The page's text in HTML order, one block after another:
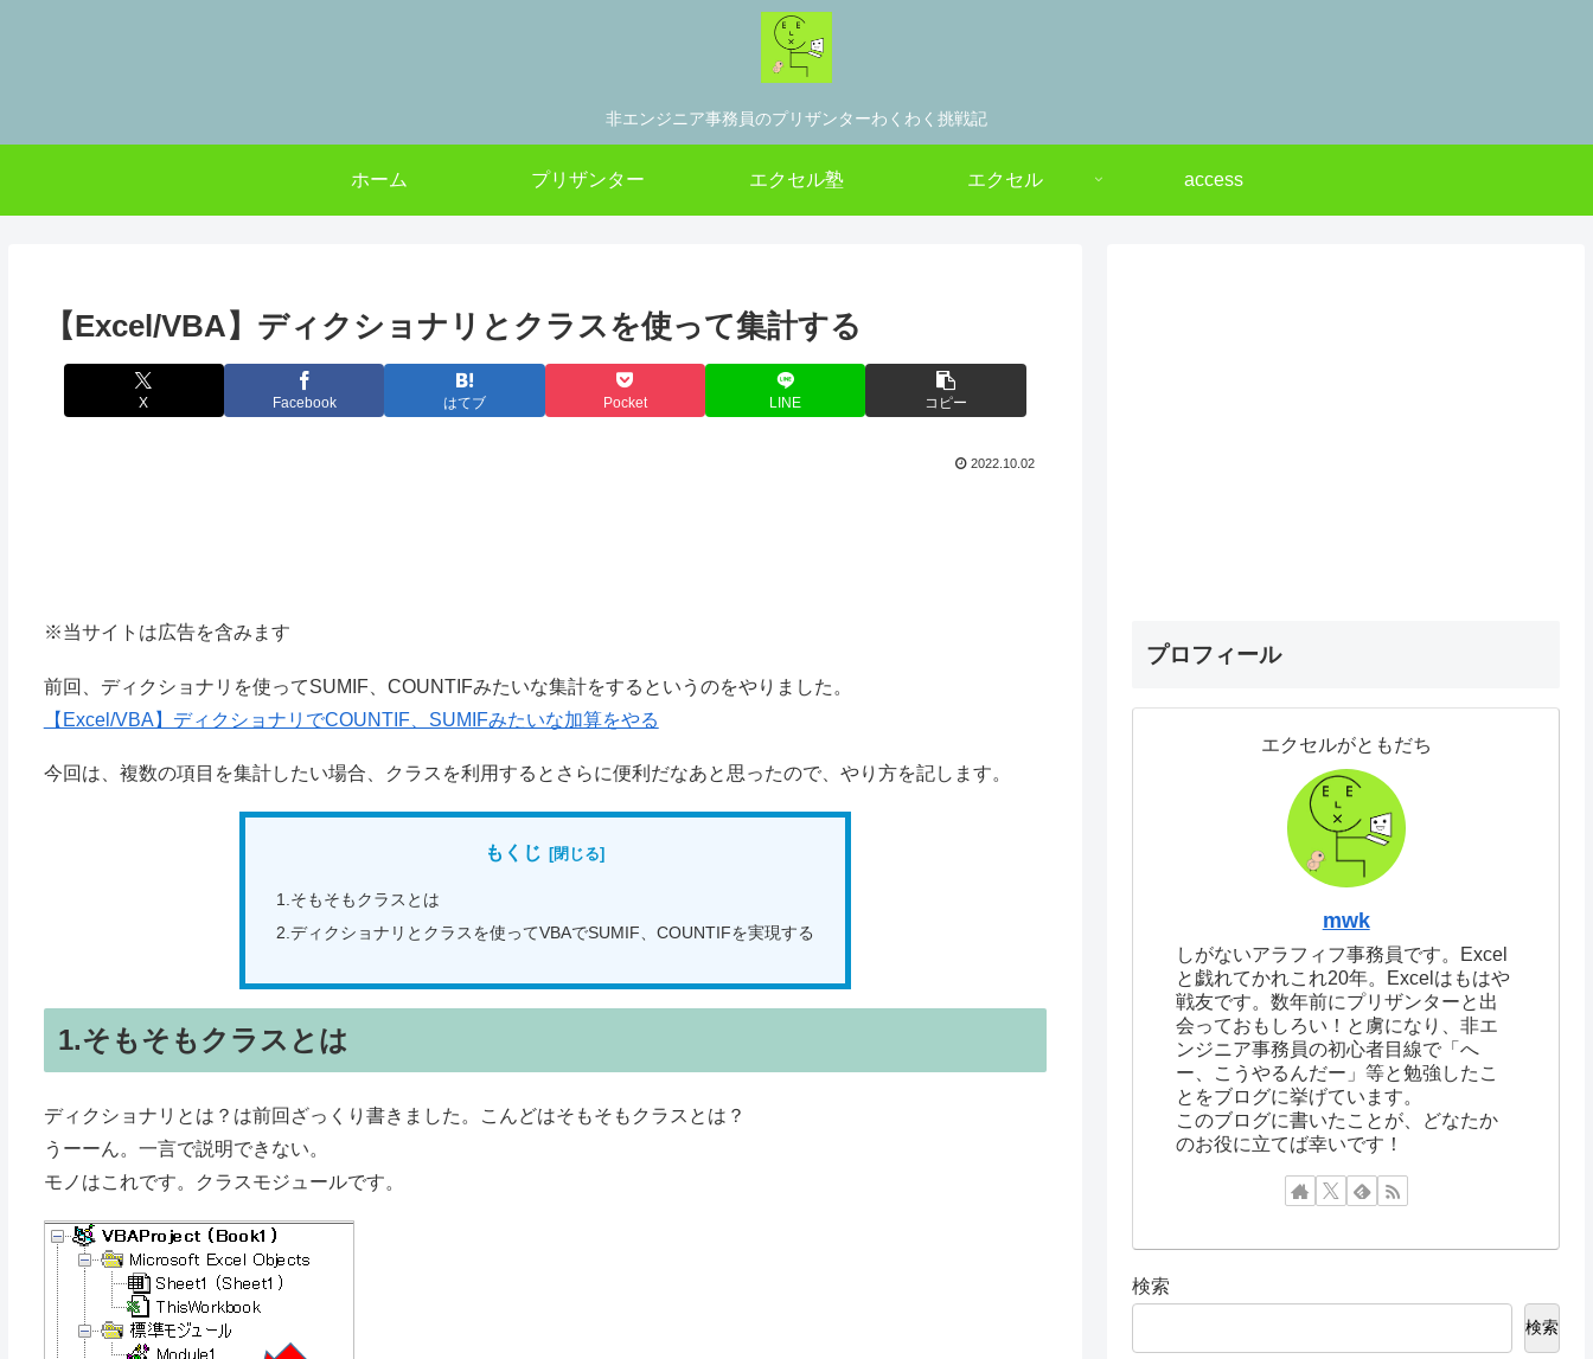
非エンジニア事務員のプリザンターわくわく挑戦記
ホーム プリザンター エクセル塾 エクセル access
【Excel/VBA】ディクショナリとクラスを使って集計する
X Facebook はてブ Pocket LINE コピー
2022.10.02
※当サイトは広告を含みます
前回、ディクショナリを使ってSUMIF、COUNTIFみたいな集計をするというのをやりました。
【Excel/VBA】ディクショナリでCOUNTIF、SUMIFみたいな加算をやる
今回は、複数の項目を集計したい場合、クラスを利用するとさらに便利だなあと思ったので、やり方を記します。
もくじ
1.そもそもクラスとは
2.ディクショナリとクラスを使ってVBAでSUMIF、COUNTIFを実現する
1.そもそもクラスとは
ディクショナリとは？は前回ざっくり書きました。こんどはそもそもクラスとは？
うーーん。一言で説明できない。
モノはこれです。クラスモジュールです。
プロフィール
エクセルがともだち
mwk
しがないアラフィフ事務員です。Excel
と戯れてかれこれ20年。Excelはもはや
戦友です。数年前にプリザンターと出
会っておもしろい！と虜になり、非エ
ンジニア事務員の初心者目線で「へ
ー、こうやるんだー」等と勉強したこ
とをブログに挙げています。
このブログに書いたことが、どなたか
のお役に立てば幸いです！
検索
検索